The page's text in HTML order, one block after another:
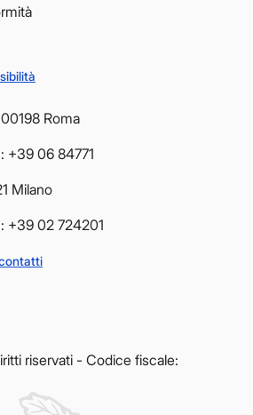
Roma
+39 06 84771
Milano
+39 02 724201
riservati - Codice fiscale: